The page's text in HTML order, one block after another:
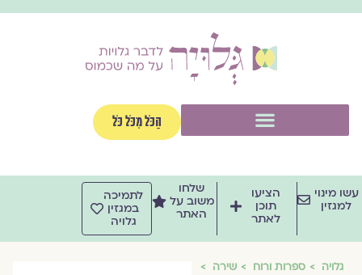
הַכֹּל מִכֹּל כֹּל
מינוי
למגזין
הציעו
תוכן
לאתר
שלחו
משוב על
האתר
לתמיכה
במגזין
גלויה
גלויה ספרות ורוח שירה